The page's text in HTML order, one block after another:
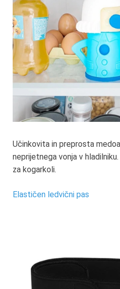
Učinkovita in preprosta
neprijetnega vonja v
za kogarkoli.
Elastičen ledvični pas